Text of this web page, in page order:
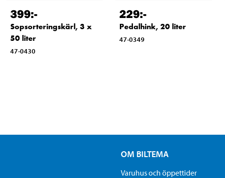
399:-
Sopsorteringskärl, 3 x
50 liter
47-0430
229:-
Pedalhink, 20 liter
47-0349
OM BILTEMA
Varuhus och öppettider